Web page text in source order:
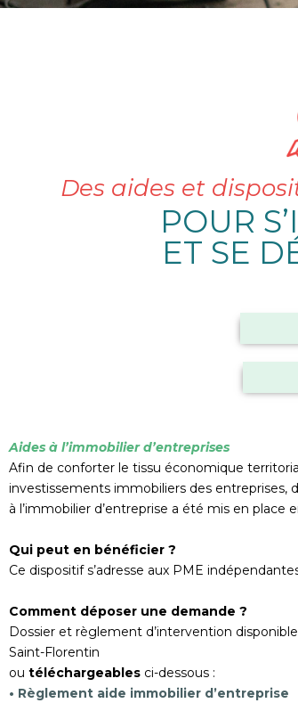
Des aides et
POUR
ET SE
Aides à l’immobilier d’entreprises
Afin de conforter le tissu économique
investissements immobiliers des entreprises,
à l’immobilier d’entreprise a été mis en
Qui peut en bénéficier ?
Ce dispositif s’adresse aux PME
Comment déposer une demande ?
Dossier et règlement d’intervention
Saint-Florentin
ou téléchargeables ci-dessous :
• Règlement aide immobilier d’entreprise